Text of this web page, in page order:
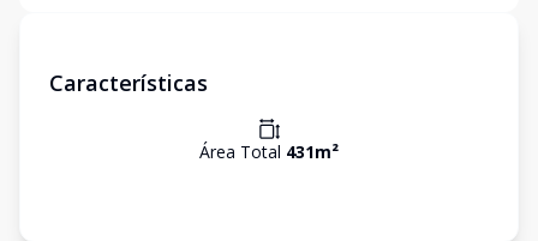
Características
Área Total 431m²